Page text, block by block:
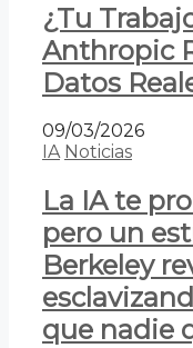
¿Tu
Anthropic
Datos
09/03/2026
IA Noticias
La IA te
pero un
Berkeley
que nadie